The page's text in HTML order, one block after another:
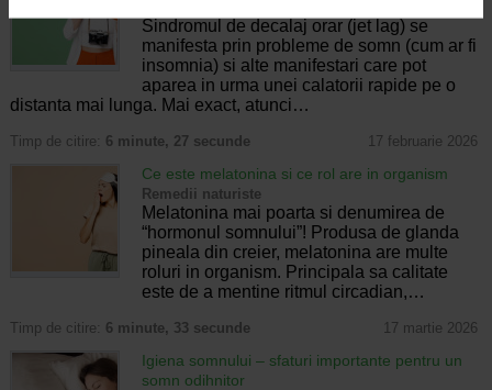
Sindromul de decalaj orar (jet lag) se
manifesta prin probleme de somn (cum ar fi
insomnia) si alte manifestari care pot
aparea in urma unei calatorii rapide pe o
distanta mai lunga. Mai exact, atunci…
Timp de citire: 6 minute, 27 secunde 17 februarie 2026
Ce este melatonina si ce rol are in organism
Remedii naturiste
Melatonina mai poarta si denumirea de
“hormonul somnului”! Produsa de glanda
pineala din creier, melatonina are multe
roluri in organism. Principala sa calitate
este de a mentine ritmul circadian,…
Timp de citire: 6 minute, 33 secunde 17 martie 2026
Igiena somnului – sfaturi importante pentru un
somn odihnitor